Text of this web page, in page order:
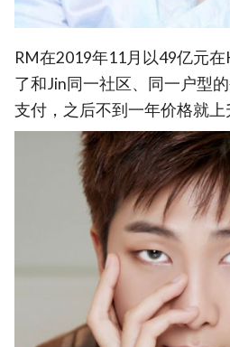
RM在2019年11月以49亿元在
了和Jin同一社区、同一户型
支付，之后不到一年价格就上